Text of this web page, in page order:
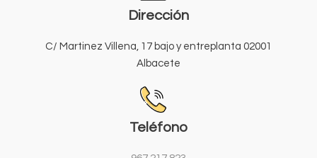
Dirección
C/ Martinez Villena, 17 bajo y entreplanta 02001
Albacete
Teléfono